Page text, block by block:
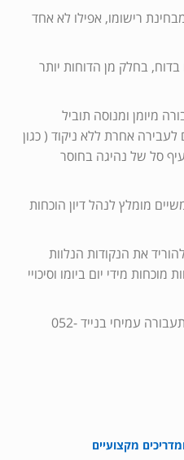
רישומו, אפילו לא אחד
בדוח, בחלק מן הדוחות יותר
מיומן ומנוסה תוביל
אחרת ללא ניקוד ( כגון
סל של נהיגה בחוסר
מומלץ לנהל דיון הוכחות
את הנקודות הנלוות
מידי יום ביומו וסיכויי
שיחת ייעוץ ללא עלות עם עו”ד תעבורה עמיחי בנייד 052-
מקצועיים